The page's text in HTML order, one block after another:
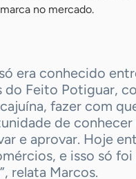
no mercado.
era conhecido
do Feito Potiguar,
fazer com
de
e aprovar. Hoje
e isso só
relata Marcos.